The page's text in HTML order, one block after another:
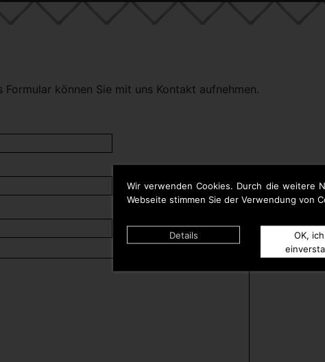
Wir verwenden Cookies. Durch die weitere
Webseite stimmen Sie der Verwendung von
Details
OK,
Formular können Sie mit uns Kontakt aufnehmen.